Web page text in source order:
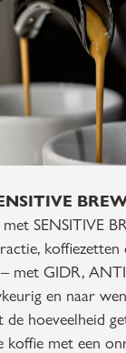
SENSITIVE
koffiezetten
met GIDR, ANTI
en naar
de hoeveelheid
koffie met een